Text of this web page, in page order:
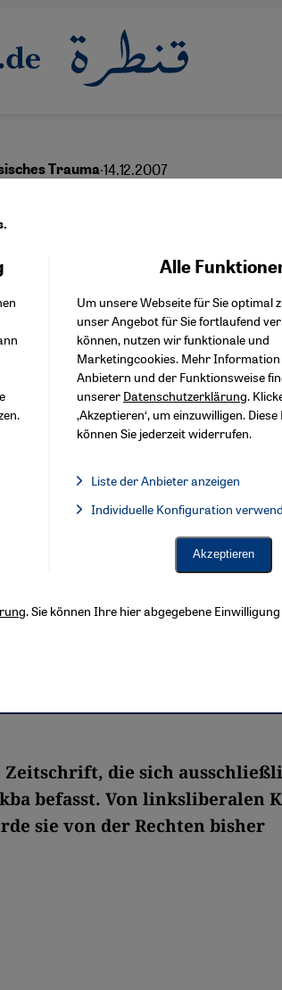
Trauma·14.12.2007
die sich
befasst. Von linksliberalen
sie von der Rechten bisher
Alle
Um unsere Webseite für Sie optimal
unser Angebot für Sie fortlaufend
können, nutzen wir funktionale und
Marketingcookies. Mehr Information
Anbietern und der Funktionsweise
unserer Datenschutzerklärung.
‚Akzeptieren‘, um einzuwilligen.
können Sie jederzeit widerrufen.
Liste der Anbieter anzeigen
Facebook Embed / Facebook
Facebook Embed / Facebook
Twitter Embed
Instagram Embed
Youtube Embed
Google Maps Embed
Individuelle Konfiguration
Akzeptieren
. Sie können Ihre hier abgegebene